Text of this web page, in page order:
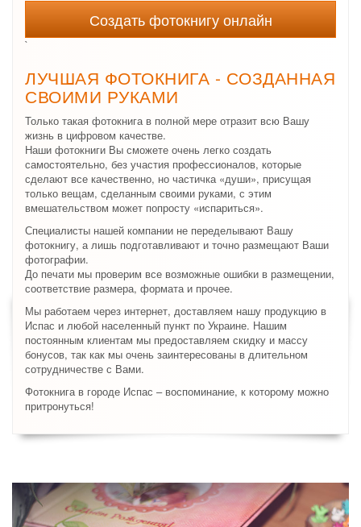
Создать фотокнигу онлайн
`
ЛУЧШАЯ ФОТОКНИГА - СОЗДАННАЯ
СВОИМИ РУКАМИ
Только такая фотокнига в полной мере отразит всю Вашу
жизнь в цифровом качестве.
Наши фотокниги Вы сможете очень легко создать
самостоятельно, без участия профессионалов, которые
сделают все качественно, но частичка «души», присущая
только вещам, сделанным своими руками, с этим
вмешательством может попросту «испариться».
Специалисты нашей компании не переделывают Вашу
фотокнигу, а лишь подготавливают и точно размещают Ваши
фотографии.
До печати мы проверим все возможные ошибки в размещении,
соответствие размера, формата и прочее.
Мы работаем через интернет, доставляем нашу продукцию в
Испас и любой населенный пункт по Украине. Нашим
постоянным клиентам мы предоставляем скидку и массу
бонусов, так как мы очень заинтересованы в длительном
сотрудничестве с Вами.
Фотокнига в городе Испас – воспоминание, к которому можно
притронуться!